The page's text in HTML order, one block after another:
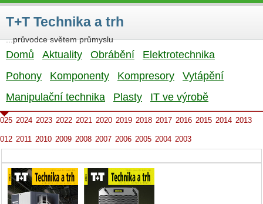
T+T Technika a trh
...průvodce světem průmyslu
Domů Aktuality Obrábění
Elektrotechnika
Pohony
Komponenty Kompresory
Vytápění
Manipulační technika
Plasty IT ve výrobě
2024 2023 2022 2021 2020 2019 2018 2017 2016 2015 2014 2013
2011 2010 2009 2008 2007 2006 2005 2004 2003